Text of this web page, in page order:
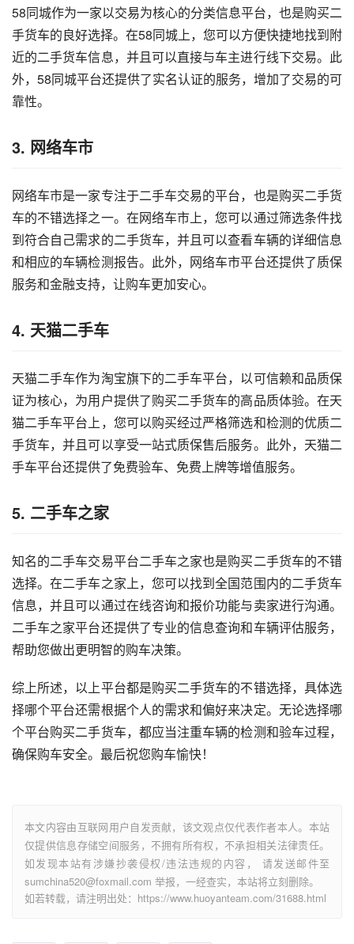
58同城作为一家以交易为核心的分类信息平台，也是购买二
手货车的良好选择。在58同城上，您可以方便快捷地找到附
近的二手货车信息，并且可以直接与车主进行线下交易。此
外，58同城平台还提供了实名认证的服务，增加了交易的可
靠性。
3. 网络车市
网络车市是一家专注于二手车交易的平台，也是购买二手货
车的不错选择之一。在网络车市上，您可以通过筛选条件找
到符合自己需求的二手货车，并且可以查看车辆的详细信息
和相应的车辆检测报告。此外，网络车市平台还提供了质保
服务和金融支持，让购车更加安心。
4. 天猫二手车
天猫二手车作为淘宝旗下的二手车平台，以可信赖和品质保
证为核心，为用户提供了购买二手货车的高品质体验。在天
猫二手车平台上，您可以购买经过严格筛选和检测的优质二
手货车，并且可以享受一站式质保售后服务。此外，天猫二
手车平台还提供了免费验车、免费上牌等增值服务。
5. 二手车之家
知名的二手车交易平台二手车之家也是购买二手货车的不错
选择。在二手车之家上，您可以找到全国范围内的二手货车
信息，并且可以通过在线咨询和报价功能与卖家进行沟通。
二手车之家平台还提供了专业的信息查询和车辆评估服务，
帮助您做出更明智的购车决策。
综上所述，以上平台都是购买二手货车的不错选择，具体选
择哪个平台还需根据个人的需求和偏好来决定。无论选择哪
个平台购买二手货车，都应当注重车辆的检测和验车过程，
确保购车安全。最后祝您购车愉快！
本文内容由互联网用户自发贡献，该文观点仅代表作者本人。本站
仅提供信息存储空间服务，不拥有所有权，不承担相关法律责任。
如发现本站有涉嫌抄袭侵权/违法违规的内容， 请发送邮件至
sumchina520@foxmail.com 举报，一经查实，本站将立刻删除。
如若转载，请注明出处：https://www.huoyanteam.com/31688.html